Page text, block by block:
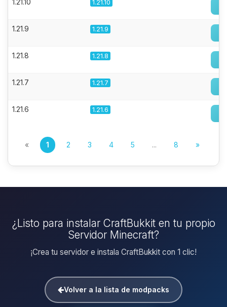
1.21.10 1.21.10
1.21.9 1.21.9
1.21.8 1.21.8
1.21.7 1.21.7
1.21.6 1.21.6
« 1 2 3 4 5 ... 8 »
¿Listo para instalar CraftBukkit en tu propio
Servidor Minecraft?
¡Crea tu servidor e instala CraftBukkit con 1 clic!
Volver a la lista de modpacks